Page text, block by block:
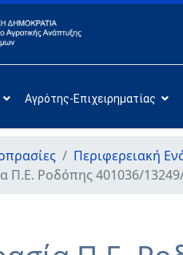
Αγρότης-Επιχειρηματίας
Περιφερειακή
Π.Ε. Ροδόπης 401036/